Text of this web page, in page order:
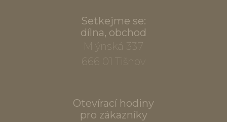
Setkejme se:
dílna, obchod
Mlýnská 337
666 01 Tišnov
Otevírací hodiny
pro zákazníky